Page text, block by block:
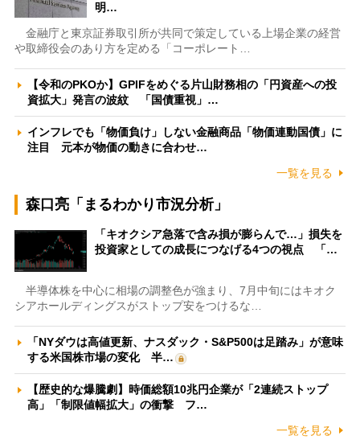
明…
金融庁と東京証券取引所が共同で策定している上場企業の経営
や取締役会のあり方を定める「コーポレート…
【令和のPKOか】GPIFをめぐる片山財務相の「円資産への投
資拡大」発言の波紋 「国債重視」…
インフレでも「物価負け」しない金融商品「物価連動国債」に
注目 元本が物価の動きに合わせ…
一覧を見る
森口亮「まるわかり市況分析」
「キオクシア急落で含み損が膨らんで…」損失を
投資家としての成長につなげる4つの視点 「…
半導体株を中心に相場の調整色が強まり、7月中旬にはキオク
シアホールディングスがストップ安をつけるな…
「NYダウは高値更新、ナスダック・S&P500は足踏み」が意味
する米国株市場の変化 半…
【歴史的な爆騰劇】時価総額10兆円企業が「2連続ストップ
高」「制限値幅拡大」の衝撃 フ…
一覧を見る